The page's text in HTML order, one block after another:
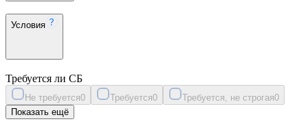
Условия
Требуется ли СБ
Не требуется0 Требуется0 Требуется, не строгая0
Показать ещё